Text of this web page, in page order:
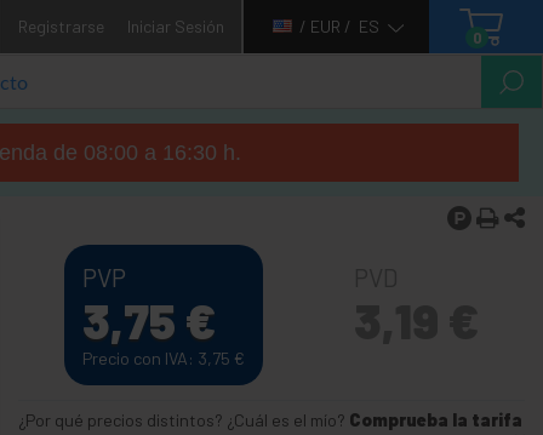
Registrarse Iniciar Sesión / EUR / ES
0
de 08:00 a 16:30 h.
PVP
3,75 €
Precio con IVA: 3,75 €
¿Por qué precios distintos? ¿Cuál es el mío? Comprueba la tarifa